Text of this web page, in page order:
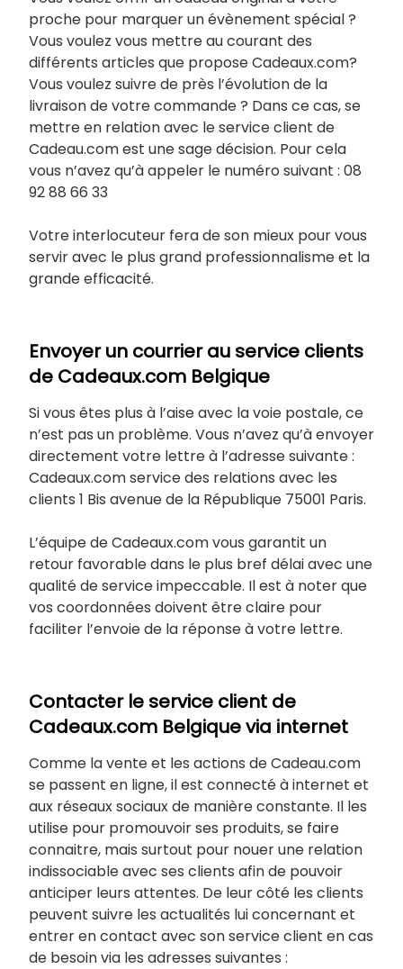
proche pour marquer un évènement spécial ?
Vous voulez vous mettre au courant des
différents articles que propose Cadeaux.com?
Vous voulez suivre de près l’évolution de la
livraison de votre commande ? Dans ce cas, se
mettre en relation avec le service client de
Cadeau.com est une sage décision. Pour cela
vous n’avez qu’à appeler le numéro suivant : 08
92 88 66 33
Votre interlocuteur fera de son mieux pour vous
servir avec le plus grand professionnalisme et la
grande efficacité.
Envoyer un courrier au service clients
de Cadeaux.com Belgique
Si vous êtes plus à l’aise avec la voie postale, ce
n’est pas un problème. Vous n’avez qu’à envoyer
directement votre lettre à l’adresse suivante :
Cadeaux.com service des relations avec les
clients 1 Bis avenue de la République 75001 Paris.
L’équipe de Cadeaux.com vous garantit un
retour favorable dans le plus bref délai avec une
qualité de service impeccable. Il est à noter que
vos coordonnées doivent être claire pour
faciliter l’envoie de la réponse à votre lettre.
Contacter le service client de
Cadeaux.com Belgique via internet
Comme la vente et les actions de Cadeau.com
se passent en ligne, il est connecté à internet et
aux réseaux sociaux de manière constante. Il les
utilise pour promouvoir ses produits, se faire
connaitre, mais surtout pour nouer une relation
indissociable avec ses clients afin de pouvoir
anticiper leurs attentes. De leur côté les clients
peuvent suivre les actualités lui concernant et
entrer en contact avec son service client en cas
de besoin via les adresses suivantes :